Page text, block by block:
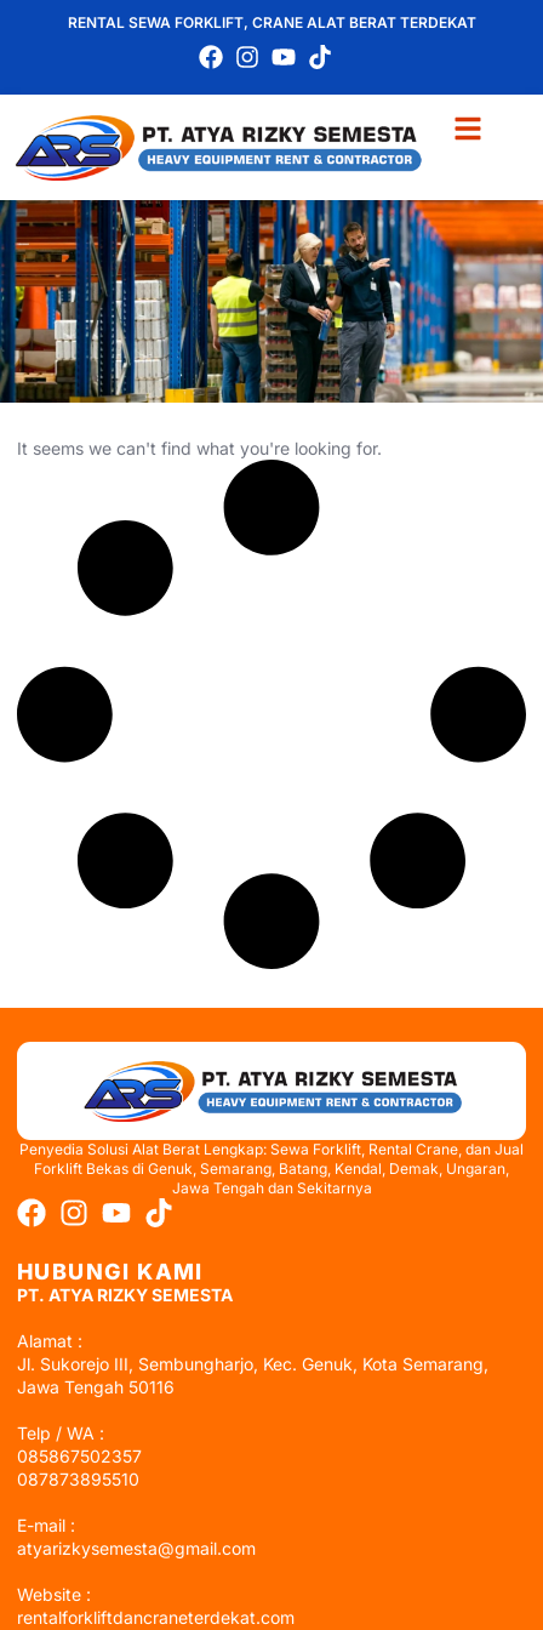
RENTAL SEWA FORKLIFT, CRANE ALAT BERAT TERDEKAT
It seems we can't find what you're looking for.
Penyedia Solusi Alat Berat Lengkap: Sewa Forklift, Rental Crane, dan Jual
Forklift Bekas di Genuk, Semarang, Batang, Kendal, Demak, Ungaran,
Jawa Tengah dan Sekitarnya
HUBUNGI KAMI
PT. ATYA RIZKY SEMESTA
Alamat :
Jl. Sukorejo III, Sembungharjo, Kec. Genuk, Kota Semarang,
Jawa Tengah 50116
Telp / WA :
085867502357
087873895510
E-mail :
atyarizkysemesta@gmail.com
Website :
rentalforkliftdancraneterdekat.com